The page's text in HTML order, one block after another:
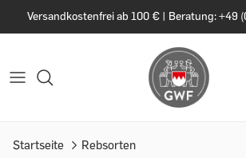
Versandkostenfrei ab 100 € | Beratung: +49
Startseite Rebsorten